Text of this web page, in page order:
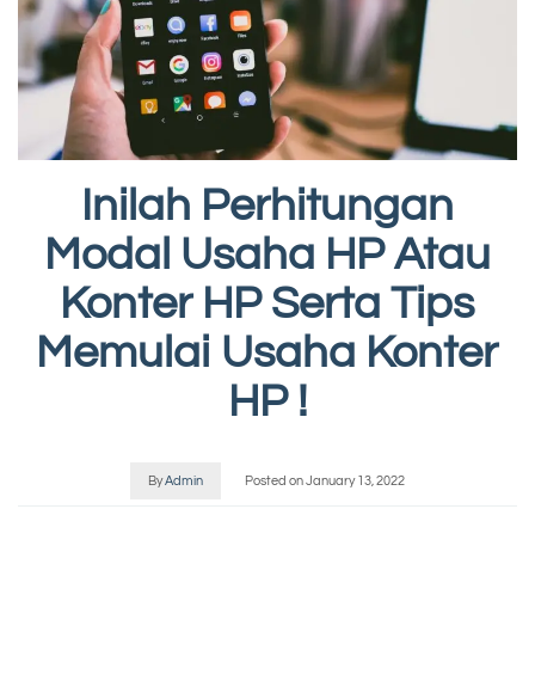
Inilah Perhitungan
Modal Usaha HP Atau
Konter HP Serta Tips
Memulai Usaha Konter
HP !
ByAdmin Posted onJanuary 13, 2022